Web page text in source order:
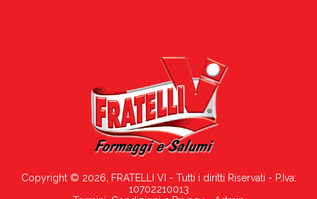
Copyright © 2026, FRATELLI VI - Tutti i diritti Riservati - P.Iva:
10702210013